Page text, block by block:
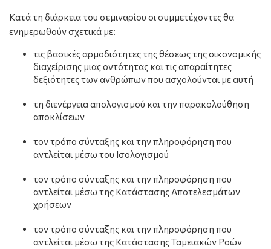
Κατά τη διάρκεια του σεμιναρίου οι συμμετέχοντες θα
ενημερωθούν σχετικά με:
τις βασικές αρμοδιότητες της θέσεως της οικονομικής
διαχείρισης μιας οντότητας και τις απαραίτητες
δεξιότητες των ανθρώπων που ασχολούνται με αυτή
τη διενέργεια απολογισμού και την παρακολούθηση
αποκλίσεων
τον τρόπο σύνταξης και την πληροφόρηση που
αντλείται μέσω του Ισολογισμού
τον τρόπο σύνταξης και την πληροφόρηση που
αντλείται μέσω της Κατάστασης Αποτελεσμάτων
χρήσεων
τον τρόπο σύνταξης και την πληροφόρηση που
αντλείται μέσω της Κατάστασης Ταμειακών Ροών